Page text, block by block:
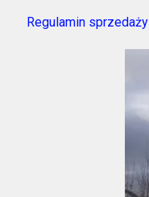
Regulamin sprzedaży